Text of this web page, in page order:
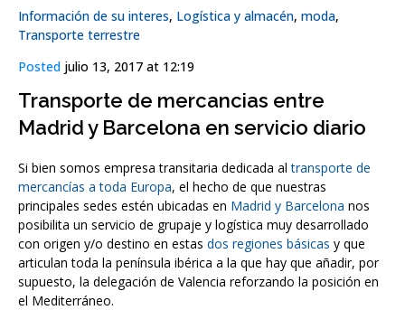
Información de su interes, Logística y almacén, moda,
Transporte terrestre
Posted julio 13, 2017 at 12:19
Transporte de mercancias entre
Madrid y Barcelona en servicio diario
Si bien somos empresa transitaria dedicada al transporte de
mercancías a toda Europa, el hecho de que nuestras
principales sedes estén ubicadas en Madrid y Barcelona nos
posibilita un servicio de grupaje y logística muy desarrollado
con origen y/o destino en estas dos regiones básicas y que
articulan toda la península ibérica a la que hay que añadir, por
supuesto, la delegación de Valencia reforzando la posición en
el Mediterráneo.